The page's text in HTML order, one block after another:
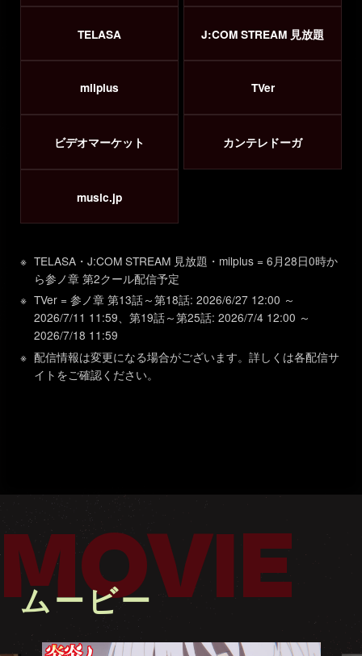
TELASA J:COM STREAM 見放題
milplus TVer
ビデオマーケット カンテレドーガ
music.jp
TELASA・J:COM STREAM 見放題・milplus = 6月28日0時か
ら参ノ章 第2クール配信予定
TVer = 参ノ章 第13話～第18話: 2026/6/27 12:00 ～
2026/7/11 11:59、第19話～第25話: 2026/7/4 12:00 ～
2026/7/18 11:59
配信情報は変更になる場合がございます。詳しくは各配信サ
イトをご確認ください。
MOVIE
ムービー